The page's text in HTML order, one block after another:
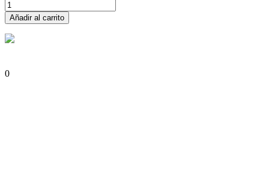
Añadir al carrito
0